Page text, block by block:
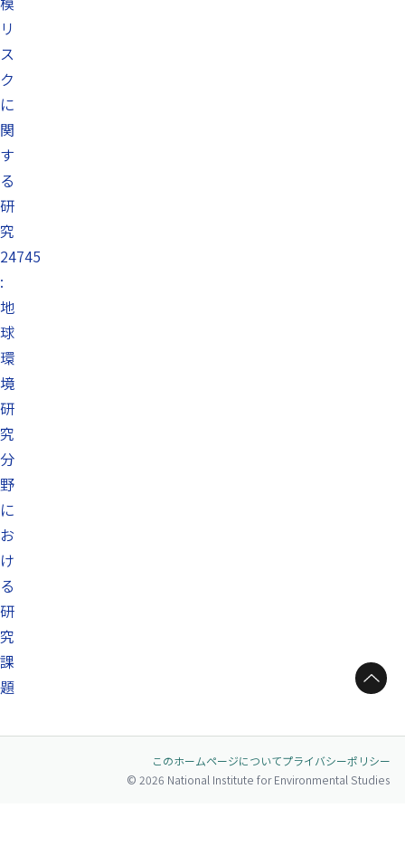
リ
ス
ク
に
関
す
る
研
究
24745
:
地
球
環
境
研
究
分
野
に
お
け
る
研
究
課
題
ページトップへ
このホームページについてプライバシーポリシー
© 2026 National Institute for Environmental Studies